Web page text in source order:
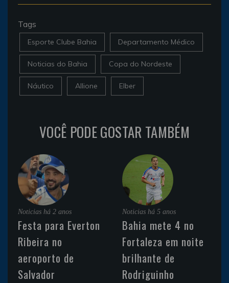
Tags
Esporte Clube Bahia Departamento Médico
Noticias do Bahia Copa do Nordeste
Náutico Allione Elber
VOCÊ PODE GOSTAR TAMBÉM
Noticias há 2 anos
Festa para Everton
Ribeira no
aeroporto de
Salvador
Noticias há 5 anos
Bahia mete 4 no
Fortaleza em noite
brilhante de
Rodriguinho